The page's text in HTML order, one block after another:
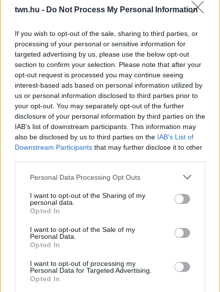
twn.hu - Do Not Process My Personal Information
If you wish to opt-out of the sale, sharing to third parties, or
processing of your personal or sensitive information for
targeted advertising by us, please use the below opt-out
section to confirm your selection. Please note that after your
opt-out request is processed you may continue seeing
interest-based ads based on personal information utilized by
us or personal information disclosed to third parties prior to
your opt-out. You may separately opt-out of the further
disclosure of your personal information by third parties on the
IAB’s list of downstream participants. This information may
also be disclosed by us to third parties on the IAB’s List of
Downstream Participants that may further disclose it to other
Please note that this website/app uses one or more Google
not limited to your visit or usage behaviour. You may click to
grant or deny consent to Google and its third-party tags to
use your data for below specified purposes in below Google
consent section.
Personal Data Processing Opt Outs
I want to opt-out of the Sharing of my
personal data.
Opted In
I want to opt-out of the Sale of my
Personal Data.
Opted In
I want to opt-out of processing my
Personal Data for Targeted Advertising.
Opted In
Érdemes odafigyelni rá
08. 01.
EGYRE TÖBB FIATALNÁL JELENTKEZIK EZ A
VITAMINHIÁNY – ILYEN JELEKRE FIGYELJ
Erre figyelj!
07. 31.
NEM A CITROMSAV, AZ ECET VAGY A
SZÓDABIKARBÓNA A LEGERŐSEBB: EZT HASZNÁLJÁK A
SZÁLLODÁKBAN A VÍZKŐ ELLEN
Ez a szer tényleg eltünteti a vízkövet
24 ÓRA TOVÁBBI HÍREI
24 óra